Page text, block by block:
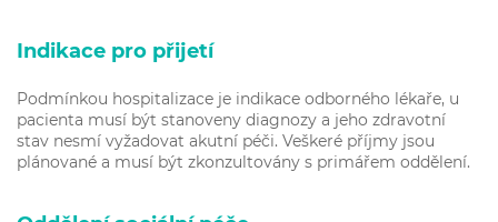
Indikace pro přijetí
Podmínkou hospitalizace je indikace odborného lékaře, u
pacienta musí být stanoveny diagnozy a jeho zdravotní
stav nesmí vyžadovat akutní péči. Veškeré příjmy jsou
plánované a musí být zkonzultovány s primářem oddělení.